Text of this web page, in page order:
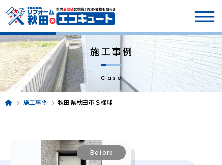
施工事例
Case
施工事例 秋田県秋田市Ｓ様邸
Before